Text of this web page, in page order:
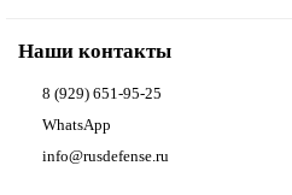
Наши контакты
8 (929) 651-95-25
WhatsApp
info@rusdefense.ru